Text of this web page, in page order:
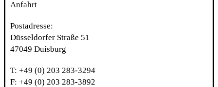
Anfahrt
Postadresse:
Düsseldorfer Straße 51
47049 Duisburg
T: +49 (0) 203 283-3294
F: +49 (0) 203 283-3892